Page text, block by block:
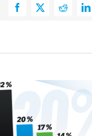
Facebook
X Reddit